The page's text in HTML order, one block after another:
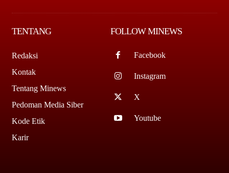
TENTANG
Redaksi
Kontak
Tentang Minews
Pedoman Media Siber
Kode Etik
Karir
FOLLOW MINEWS
Facebook
Instagram
X
Youtube